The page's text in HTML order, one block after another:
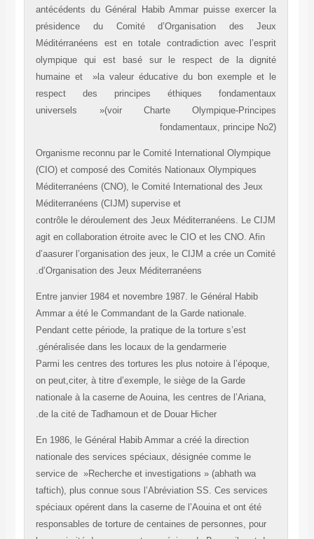
antécédents du Général Habib Ammar puisse
présidence du Comité d’Organisation des
Méditérranéens est en totale contradiction avec
olympique qui est basé sur le respect de la
humaine et »la valeur éducative du bon exemple
respect des principes éthiques
universels »(voir Charte Olympique-
fondamentaux, principe
Organisme reconnu par le Comité International
(CIO) et composé des Comités Nationaux Olympiques
Méditerranéens (CNO), le Comité International des
Méditerranéens (CIJM) supervise et
contrôle le déroulement des Jeux Méditerranéens. Le
agit en collaboration étroite avec le CIO et les CNO.
d’aasurer l’organisation des jeux, le CIJM a crée un
d’Organisation des Jeux Méditerranéens.
Entre janvier 1984 et novembre 1987. le Général Habib
Ammar a été le Commandant de la Garde nationale.
Pendant cette période, la pratique de la torture s’est
généralisée dans les locaux de la gendarmerie.
Parmi les centres des tortures les plus notoire à
on peut,citer, à titre d’exemple, le siège de la Garde
nationale à la caserne de Aouina, les centres de
de la cité de Tadhamoun et de Douar Hicher.
En 1986, le Général Habib Ammar a créé la direction
nationale des services spéciaux, désignée comme le
service de »Recherche et investigations » (abhath wa
taftich), plus connue sous l’Abréviation SS. Ces
spéciaux opérent dans la caserne de l’Aouina et ont été
responsables de torture de centaines de personnes,